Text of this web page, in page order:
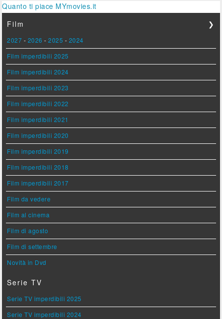
Quanto ti piace MYmovies.it
Film
❯
2027 - 2026 -2025 - 2024
Film imperdibili 2025
Film imperdibili 2024
Film imperdibili 2023
Film imperdibili 2022
Film imperdibili 2021
Film imperdibili 2020
Film imperdibili 2019
Film imperdibili 2018
Film imperdibili 2017
Film da vedere
Film al cinema
Film di agosto
Film di settembre
Novità in Dvd
Serie TV
Serie TV imperdibili 2025
Serie TV imperdibili 2024